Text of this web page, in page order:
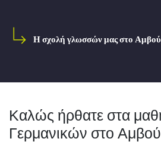
Η σχολή γλωσσών μας στο
Καλώς ήρθατε στα
Γερμανικών στο